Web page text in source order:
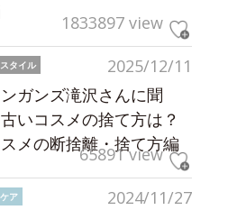
1833897 view
2025/12/11
タイル
ガンズ滝沢さんに聞
いコスメの捨て方は？
スメの断捨離・捨て方編
65891 view
2024/11/27
ア